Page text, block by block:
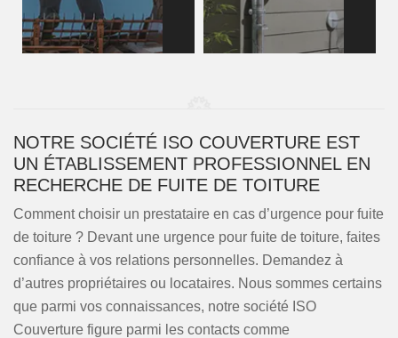
NOTRE SOCIÉTÉ ISO COUVERTURE EST
UN ÉTABLISSEMENT PROFESSIONNEL EN
RECHERCHE DE FUITE DE TOITURE
Comment choisir un prestataire en cas d’urgence pour fuite
de toiture ? Devant une urgence pour fuite de toiture, faites
confiance à vos relations personnelles. Demandez à
d’autres propriétaires ou locataires. Nous sommes certains
que parmi vos connaissances, notre société ISO
Couverture figure parmi les contacts comme